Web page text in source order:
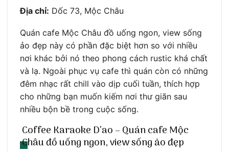
Địa chỉ: Dốc 73, Mộc Châu
Quán cafe Mộc Châu đồ uống ngon, view sống
ảo đẹp này có phần đặc biệt hơn so với nhiều
nơi khác bởi nó theo phong cách rustic khá chất
và lạ. Ngoài phục vụ cafe thì quán còn có những
đêm nhạc rất chill vào dịp cuối tuần, thích hợp
cho những bạn muốn kiếm nơi thư giãn sau
nhiều bộn bề trong cuộc sống.
Coffee Karaoke D’ao – Quán cafe Mộc
Châu đồ uống ngon, view sống ảo đẹp